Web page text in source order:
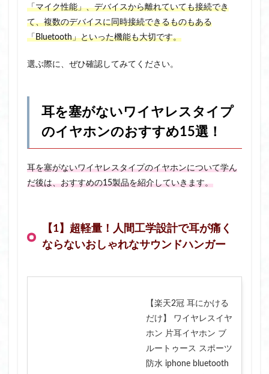
「マイク性能」、デバイスから離れていても接続でき
て、複数のデバイスに同時接続できるものもある
「Bluetooth」といった機能も大切です。
選ぶ際に、ぜひ確認してみてください。
耳を塞がないワイヤレスタイプ
のイヤホンのおすすめ15選！
耳を塞がないワイヤレスタイプのイヤホンについて学ん
だ後は、おすすめの15製品を紹介していきます。
【1】超軽量！人間工学設計で耳が痛く
ならないおしゃれなサウンドハンガー
【楽天2冠 耳にかける
だけ】 ワイヤレスイヤ
ホン 片耳イヤホン ブ
ルートゥース スポーツ
防水 iphone bluetooth